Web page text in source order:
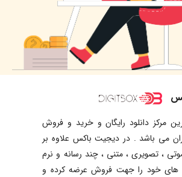
مرکز دانلود رایگان و خرید و فروش
می باشد . در دیجیت باکس علاوه بر
، تصویری ، متنی ، چند رسانه و نرم
های خود را جهت فروش عرضه کرده و